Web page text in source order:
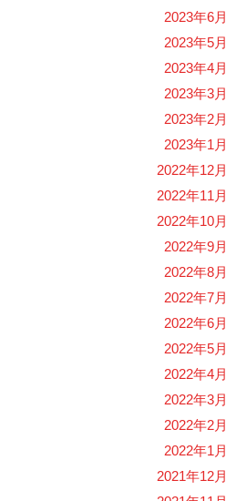
2023年6月
2023年5月
2023年4月
2023年3月
2023年2月
2023年1月
2022年12月
2022年11月
2022年10月
2022年9月
2022年8月
2022年7月
2022年6月
2022年5月
2022年4月
2022年3月
2022年2月
2022年1月
2021年12月